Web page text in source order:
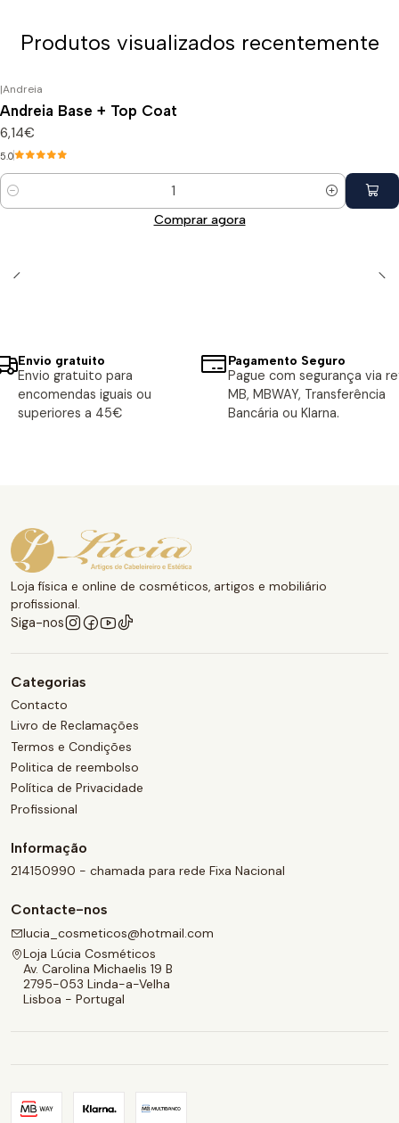
Produtos visualizados recentemente
|Andreia
Andreia Base + Top Coat
6,14€
5.0
Quantidade
Comprar agora
Envio gratuito
Envio gratuito para
encomendas iguais ou
superiores a 45€
Pagamento Seguro
Pague com segurança via
MB, MBWAY, Transferência
Bancária ou Klarna.
Loja física e online de cosméticos, artigos e mobiliário
profissional.
Siga-nos
Categorias
Contacto
Livro de Reclamações
Termos e Condições
Politica de reembolso
Política de Privacidade
Profissional
Informação
214150990 - chamada para rede Fixa Nacional
Contacte-nos
lucia_cosmeticos@hotmail.com
Loja Lúcia Cosméticos
Av. Carolina Michaelis 19 B
2795-053 Linda-a-Velha
Lisboa - Portugal